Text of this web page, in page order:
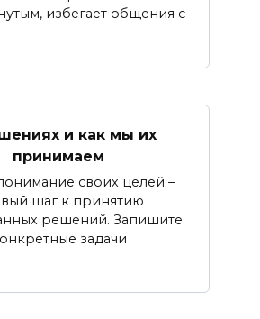
избегает общения с
и как мы их
принимаем
своих целей –
шаг к принятию
решений. Запишите
задачи